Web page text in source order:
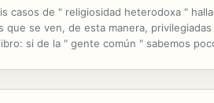
casos de " religiosidad heterodoxa "
que se ven, de esta manera,
si de la " gente común " sabemos